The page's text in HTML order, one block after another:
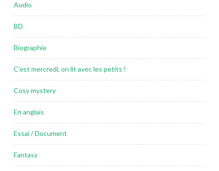
Audio
BD
Biographie
C'est mercredi, on lit avec les petits !
Cosy mystery
En anglais
Essai / Document
Fantasy